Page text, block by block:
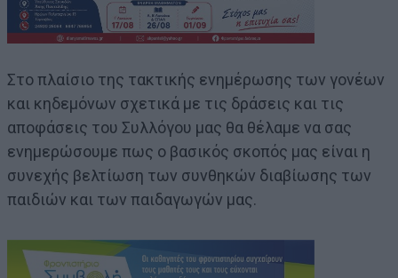
Στο πλαίσιο της τακτικής ενημέρωσης των γονέων
και κηδεμόνων σχετικά με τις δράσεις και τις
αποφάσεις του Συλλόγου μας θα θέλαμε να σας
ενημερώσουμε πως ο βασικός σκοπός μας είναι η
συνεχής βελτίωση των συνθηκών διαβίωσης των
παιδιών και των παιδαγωγών μας.